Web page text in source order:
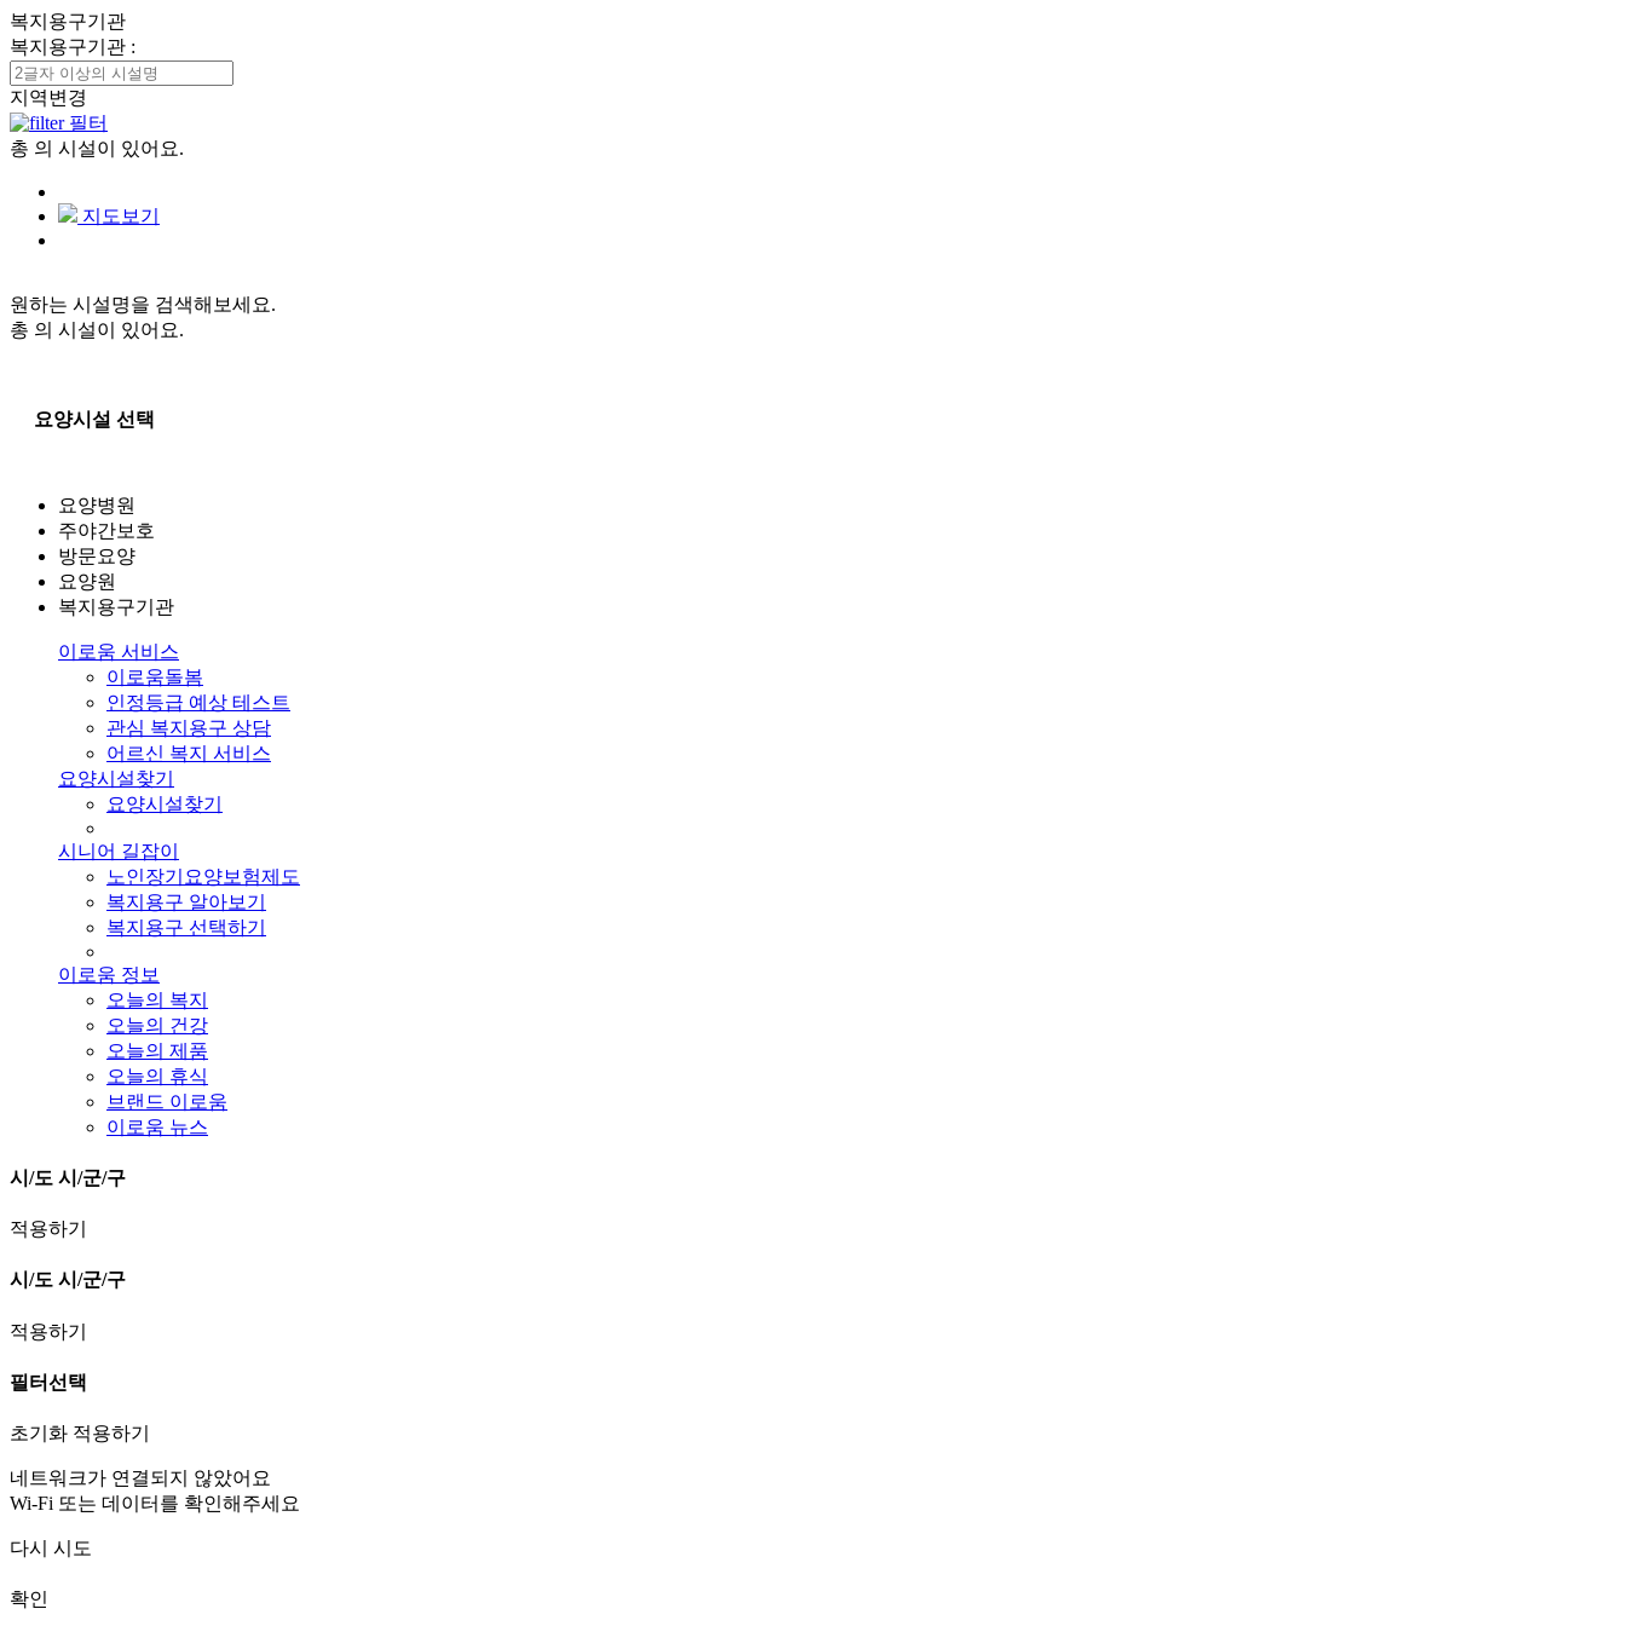
복지용구기관
복지용구기관 :
지역변경
필터
총 의 시설이 있어요.
지도보기
원하는 시설명을 검색해보세요.
총 의 시설이 있어요.
요양시설 선택
요양병원
주야간보호
방문요양
요양원
복지용구기관
이로움 서비스
이로움돌봄
인정등급 예상 테스트
관심 복지용구 상담
어르신 복지 서비스
요양시설찾기
요양시설찾기
시니어 길잡이
노인장기요양보험제도
복지용구 알아보기
복지용구 선택하기
이로움 정보
오늘의 복지
오늘의 건강
오늘의 제품
오늘의 휴식
브랜드 이로움
이로움 뉴스
시/도 시/군/구
적용하기
시/도 시/군/구
적용하기
필터선택
초기화 적용하기
네트워크가 연결되지 않았어요
Wi-Fi 또는 데이터를 확인해주세요
다시 시도
확인